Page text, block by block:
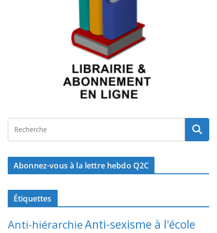
Abonnez-vous à la lettre hebdo Q2C
Étiquettes
Anti-hiérarchieAnti-sexisme à l'école